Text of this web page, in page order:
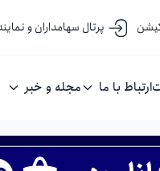
پرتال سهامداران و
ارتباط با ما مجله و خبر